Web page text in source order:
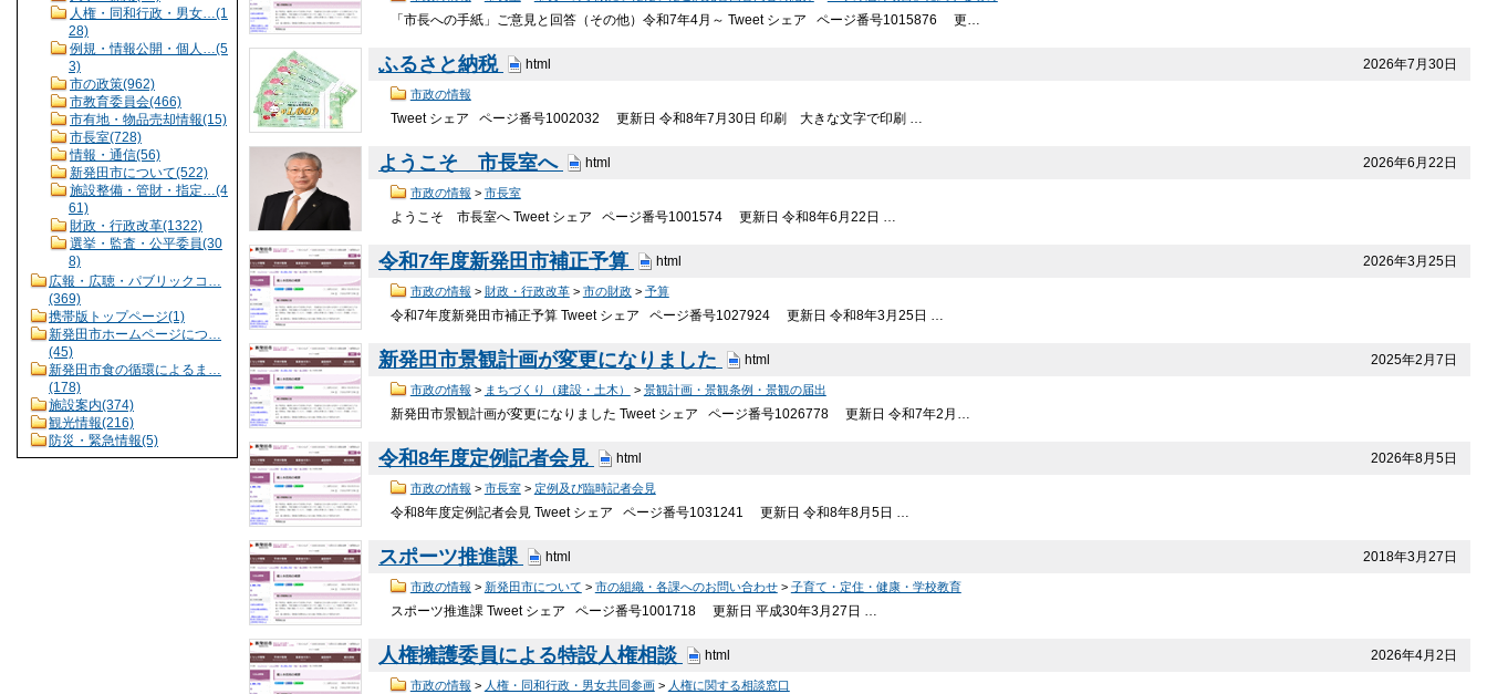
人権・同和行政・男女…(1
28)
例規・情報公開・個人…(5
3)
市の政策(962)
市教育委員会(466)
市有地・物品売却情報(15)
市長室(728)
情報・通信(56)
新発田市について(522)
施設整備・管財・指定…(4
61)
財政・行政改革(1322)
選挙・監査・公平委員(30
8)
広報・広聴・パブリックコ…
(369)
携帯版トップページ(1)
新発田市ホームページにつ…
(45)
新発田市食の循環によるま…
(178)
施設案内(374)
観光情報(216)
防災・緊急情報(5)
「市長への手紙」ご意見と回答（その他）令和7年4月～ Tweet シェア ページ番号1015876 更…
2026年7月30日
ふるさと納税 html
市政の情報
Tweet シェア ページ番号1002032 更新日 令和8年7月30日 印刷 大きな文字で印刷 …
2026年6月22日
ようこそ 市長室へ html
市政の情報 > 市長室
ようこそ 市長室へ Tweet シェア ページ番号1001574 更新日 令和8年6月22日 …
2026年3月25日
令和7年度新発田市補正予算 html
市政の情報 > 財政・行政改革> 市の財政> 予算
令和7年度新発田市補正予算 Tweet シェア ページ番号1027924 更新日 令和8年3月25日 …
2025年2月7日
新発田市景観計画が変更になりました html
市政の情報 > まちづくり（建設・土木） > 景観計画・景観条例・景観の届出
新発田市景観計画が変更になりました Tweet シェア ページ番号1026778 更新日 令和7年2月…
2026年8月5日
令和8年度定例記者会見 html
市政の情報 > 市長室> 定例及び臨時記者会見
令和8年度定例記者会見 Tweet シェア ページ番号1031241 更新日 令和8年8月5日 …
2018年3月27日
スポーツ推進課 html
市政の情報 > 新発田市について > 市の組織・各課へのお問い合わせ> 子育て・定住・健康・学校教育
スポーツ推進課 Tweet シェア ページ番号1001718 更新日 平成30年3月27日 …
2026年4月2日
人権擁護委員による特設人権相談 html
市政の情報 > 人権・同和行政・男女共同参画> 人権に関する相談窓口